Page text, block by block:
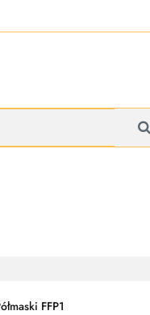
FFP1